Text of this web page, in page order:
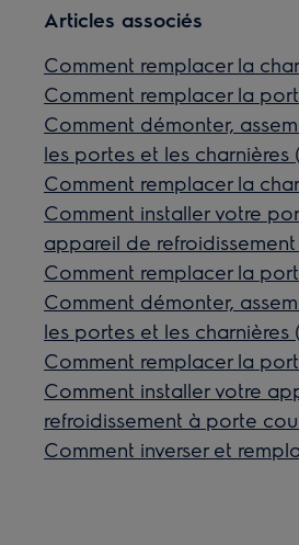
Articles associés
Comment remplacer la
Comment remplacer la
Comment démonter,
les portes et les charnières
Comment remplacer la
Comment installer votre
appareil de
Comment remplacer la
Comment démonter,
les portes et les charnières
Comment remplacer la
Comment installer votre
refroidissement à porte
Comment inverser et